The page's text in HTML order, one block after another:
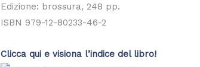
Edizione: brossura, 248 pp.
ISBN 979-12-80233-46-2
Clicca qui e visiona l’indice del libro!